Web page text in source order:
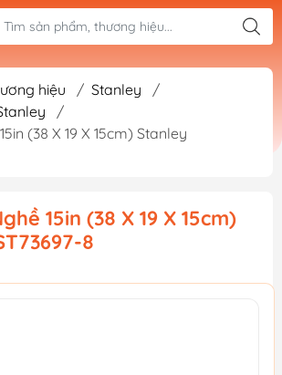
hiệu / Stanley
/
/
(38 X 19 X 15cm) Stanley
15in (38 X 19 X 15cm)
8